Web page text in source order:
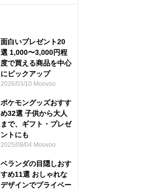
面白いプレゼント20
選 1,000〜3,000円程
度で買える商品を中心
にピックアップ
2026/03/10 Moovoo
ポケモングッズおすす
め32選 子供から大人
まで、ギフト・プレゼ
ントにも
2025/09/04 Moovoo
ベランダの目隠しおす
すめ11選 おしゃれな
デザインでプライベー